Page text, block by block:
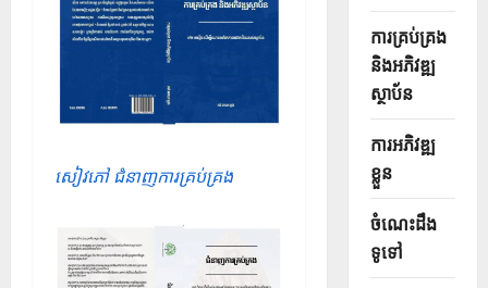
សៀវភៅ ជំនាញការគ្រប់គ្រង
ការគ្រប់គ្រង
និងអភិវឌ្ឍ
ស្ថាប័ន
ការអភិវឌ្ឍ
ខ្លួន
ចំណេះដឹង
ទូទៅ